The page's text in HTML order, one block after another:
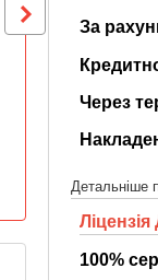
Рукав
5
За
Через
Детальніше
100%